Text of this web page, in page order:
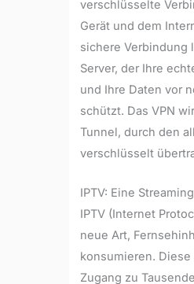
verschlüsselte
Gerät und dem
sichere Verbindung
Server, der Ihre
und Ihre Daten vor
schützt. Das VPN
Tunnel, durch den
verschlüsselt
IPTV: Eine
IPTV (Internet
neue Art,
konsumieren.
Zugang zu